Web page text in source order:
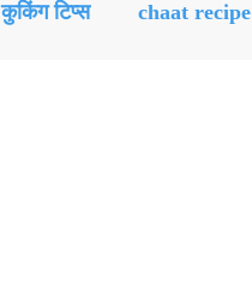
कुकिंग टिप्स chaat recipe